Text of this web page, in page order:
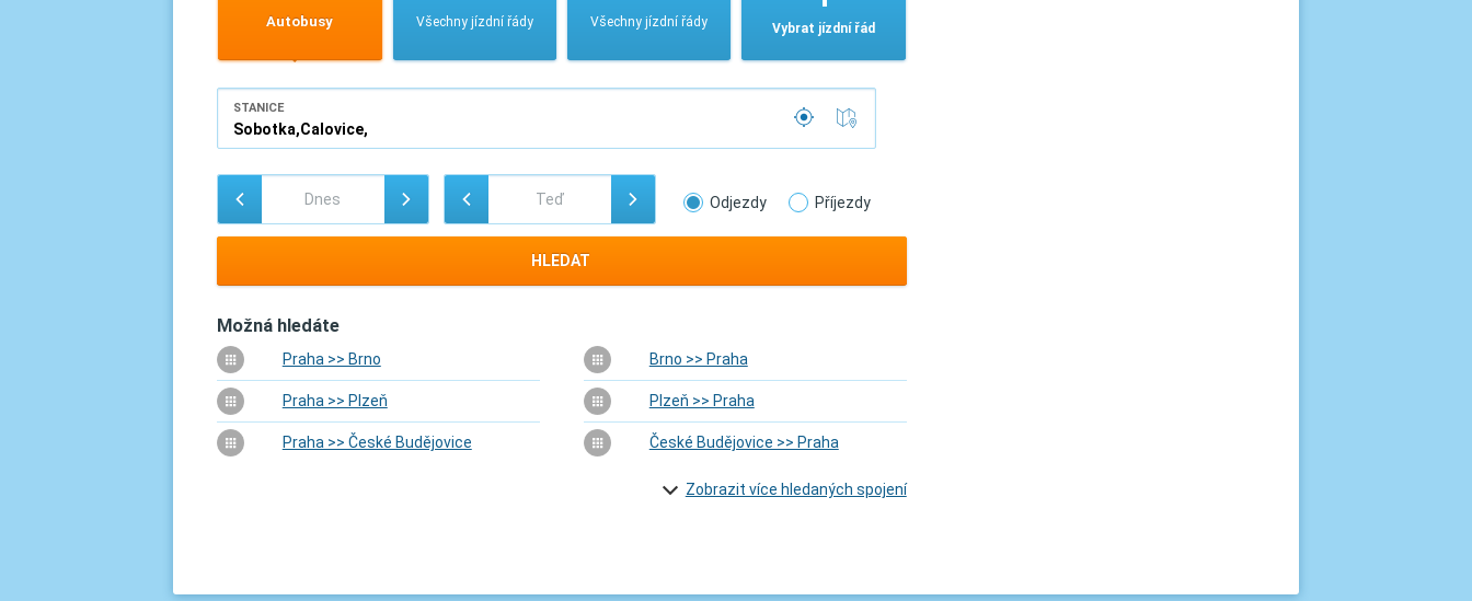
Autobusy Všechny jízdní řády Všechny jízdní řády Vybrat jízdní řád
STANICE
Odjezdy Příjezdy
HLEDAT
Možná hledáte
Praha >> Brno Brno >> Praha
Praha >> Plzeň Plzeň >> Praha
Praha >> České Budějovice České Budějovice >> Praha
Zobrazit více hledaných spojení